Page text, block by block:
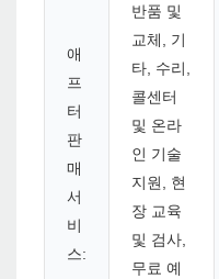
애
프
터
판
매
서
비
스:
반품 및
교체, 기
타, 수리,
콜센터
및 온라
인 기술
지원, 현
장 교육
및 검사,
무료 예